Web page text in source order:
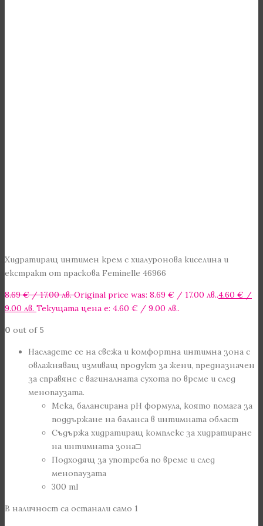
Хидратиращ интимен крем с хиалуронова киселина и
екстракт от праскова Feminelle 46966
8.69€/ 17.00 лв.Original price was: 8.69 € / 17.00 лв..4.60 € /
9.00 лв. Текущата цена е: 4.60 € / 9.00 лв..
0 out of 5
Насладете се на свежа и комфортна интимна зона с
овлажняващ измиващ продукт за жени, предназначен
за справяне с вагиналната сухота по време и след
менопаузата.
Мека, балансирана рН формула, която помага за
поддържане на баланса в интимната област
Съдържа хидратиращ комплекс за хидратиране
на интимната зона□
Подходящ за употреба по време и след
менопаузата
300 ml
В наличност са останали само 1